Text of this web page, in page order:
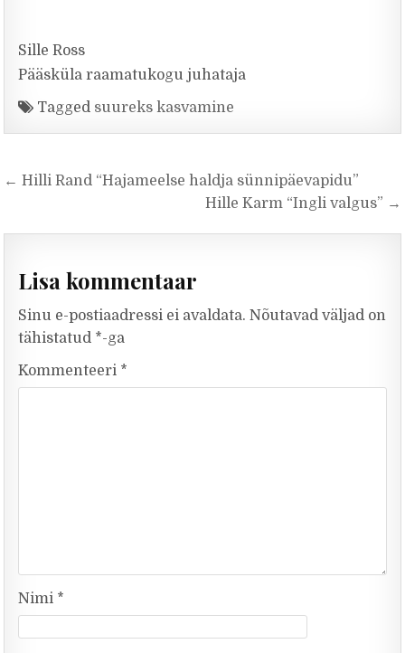
Sille Ross
Pääsküla raamatukogu juhataja
Tagged suureks kasvamine
Navigeerimine
← Hilli Rand “Hajameelse haldja sünnipäevapidu”
Hille Karm “Ingli valgus” →
Lisa kommentaar
Sinu e-postiaadressi ei avaldata. Nõutavad väljad on
tähistatud *-ga
Kommenteeri *
Nimi *